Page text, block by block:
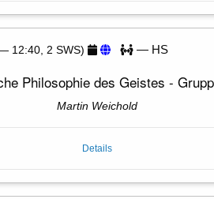
12:40, 2 SWS) — HS
Philosophie des Geistes -
Martin Weichold
Details